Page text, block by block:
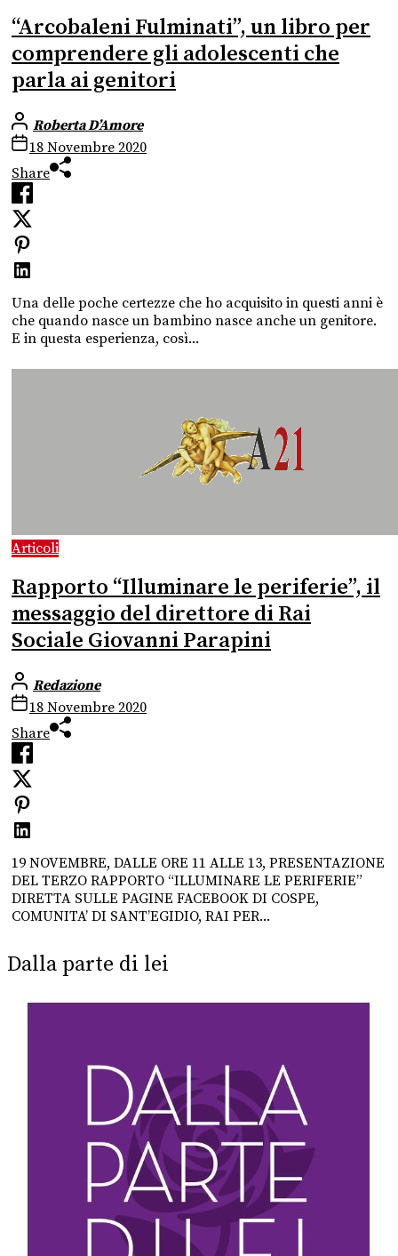
“Arcobaleni Fulminati”, un libro per
comprendere gli adolescenti che
parla ai genitori
Roberta D’Amore
18 Novembre 2020
Share
Una delle poche certezze che ho acquisito in questi anni è
che quando nasce un bambino nasce anche un genitore.
E in questa esperienza, così...
Articoli
Rapporto “Illuminare le periferie”, il
messaggio del direttore di Rai
Sociale Giovanni Parapini
Redazione
18 Novembre 2020
Share
19 NOVEMBRE, DALLE ORE 11 ALLE 13, PRESENTAZIONE
DEL TERZO RAPPORTO “ILLUMINARE LE PERIFERIE”
DIRETTA SULLE PAGINE FACEBOOK DI COSPE,
COMUNITA’ DI SANT’EGIDIO, RAI PER...
Dalla parte di lei